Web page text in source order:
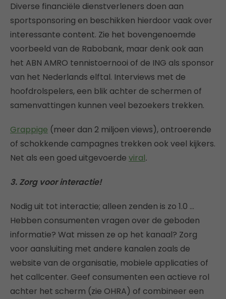
Diverse financiële dienstverleners doen aan
sportsponsoring en beschikken hierdoor vaak over
interessante content. Zie het bovengenoemde
voorbeeld van de Rabobank, maar denk ook aan
het ABN AMRO tennistoernooi of de ING als sponsor
van het Nederlands elftal. Interviews met de
hoofdrolspelers, een blik achter de schermen of
samenvattingen kunnen veel bezoekers trekken.
Grappige (meer dan 2 miljoen views), ontroerende
of schokkende campagnes trekken ook veel kijkers.
Net als een goed uitgevoerde viral.
3. Zorg voor interactie!
Nodig uit tot interactie; alleen zenden is zo 1.0 …
Hebben consumenten vragen over de geboden
informatie? Wat missen ze op het kanaal? Zorg
voor aansluiting met andere kanalen zoals de
website van de organisatie, mobiele applicaties of
het callcenter. Geef consumenten een actieve rol
achter het scherm (zie OHRA) of combineer een